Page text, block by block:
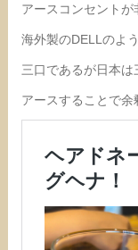
アースコンセントが
海外製のDELLのよ
三口であるが日本は
アースすることで余